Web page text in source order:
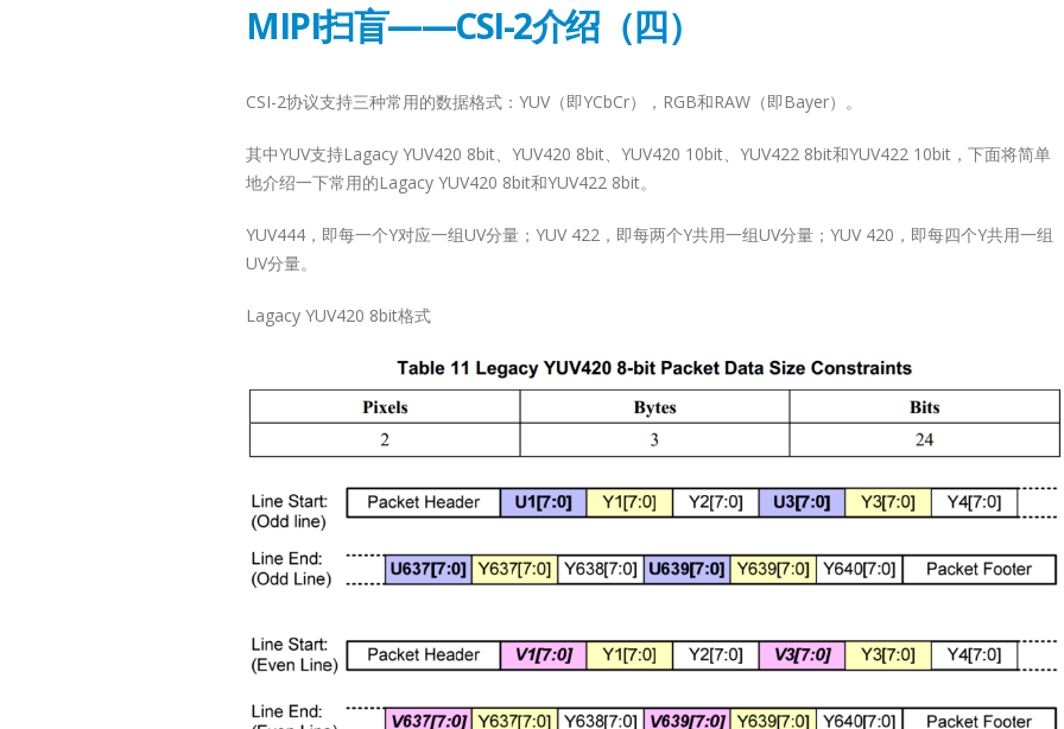
MIPI扫盲——CSI-2介绍（四）
CSI-2协议支持三种常用的数据格式：YUV（即YCbCr），RGB和RAW（即Bayer）。
其中YUV支持Lagacy YUV420 8bit、YUV420 8bit、YUV420 10bit、YUV422 8bit和YUV422 10bit，下面将简单
地介绍一下常用的Lagacy YUV420 8bit和YUV422 8bit。
YUV444，即每一个Y对应一组UV分量；YUV 422，即每两个Y共用一组UV分量；YUV 420，即每四个Y共用一组
UV分量。
Lagacy YUV420 8bit格式
27
Lontium USB2.0
USB2.0
Extender：
Product
Selection
Lontium HDMI/DP
HDMI/DP
Matrix/Crosspoint：
Product
Selection
Lontium USB2.0
Extender 选型表
USB2.0
Extender
Product
Selection